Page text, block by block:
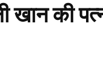
खान की